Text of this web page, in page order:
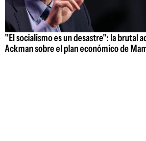
"El socialismo es un desastre": la brutal
Ackman sobre el plan económico de